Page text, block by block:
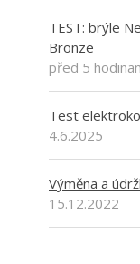
TEST: brýle
Bronze
před 5
Test
4.6.2025
Výměna a
15.12.2022